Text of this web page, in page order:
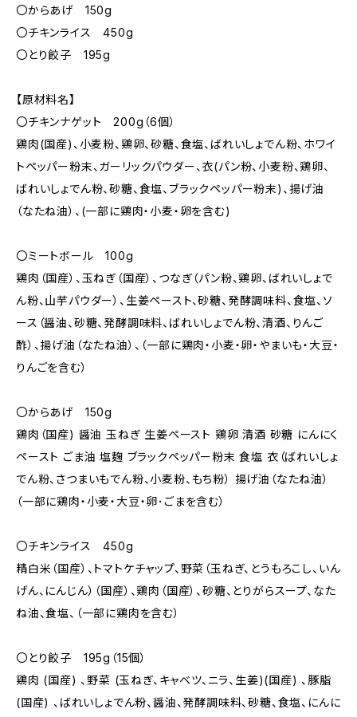
〇からあげ 150g
〇チキンライス 450g
〇とり餃子 195g
【原材料名】
〇チキンナゲット 200g（6個）
鶏肉(国産)、小麦粉、鶏卵、砂糖、食塩、ばれいしょでん粉、ホワイ
トペッパー粉末、ガーリックパウダー、衣(パン粉、小麦粉、鶏卵、
ばれいしょでん粉、砂糖、食塩、ブラックペッパー粉末)、揚げ油
（なたね油）、(一部に鶏肉・小麦・卵を含む)
〇ミートボール 100g
鶏肉（国産）、玉ねぎ（国産）、つなぎ（パン粉、鶏卵、ばれいしょで
ん粉、山芋パウダー）、生姜ペースト、砂糖、発酵調味料、食塩、ソ
ース（醤油、砂糖、発酵調味料、ばれいしょでん粉、清酒、りんご
酢）、揚げ油（なたね油）、（一部に鶏肉・小麦・卵・やまいも・大豆・
りんごを含む）
〇からあげ 150g
鶏肉（国産) 醤油 玉ねぎ 生姜ペースト 鶏卵 清酒 砂糖 にんにく
ペースト ごま油 塩麹 ブラックペッパー粉末 食塩 衣（ばれいしょ
でん粉、さつまいもでん粉、小麦粉、もち粉） 揚げ油（なたね油）
（一部に鶏肉・小麦・大豆・卵･ごまを含む）
〇チキンライス 450g
精白米（国産）、トマトケチャップ、野菜（玉ねぎ、とうもろこし、いん
げん、にんじん）（国産）、鶏肉（国産）、砂糖、とりがらスープ、なた
ね油、食塩、（一部に鶏肉を含む）
〇とり餃子 195g（15個）
鶏肉 (国産) 、野菜 (玉ねぎ、キャベツ、ニラ、生姜)(国産) 、豚脂
(国産) 、ばれいしょでん粉、醤油、発酵調味料、砂糖、食塩、にんに